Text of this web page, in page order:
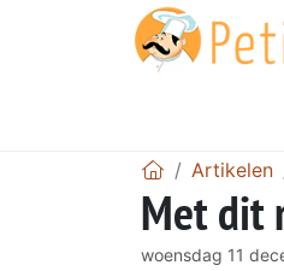
Artikelen
Met dit
woensdag 11